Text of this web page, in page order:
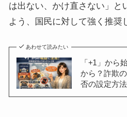
は出ない、かけ直さない」と
よう、国民に対して強く推奨
あわせて読みたい
「+1」から
から？詐欺
否の設定方法